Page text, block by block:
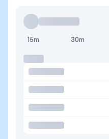
15m 30m